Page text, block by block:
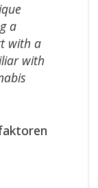
a
with a
with